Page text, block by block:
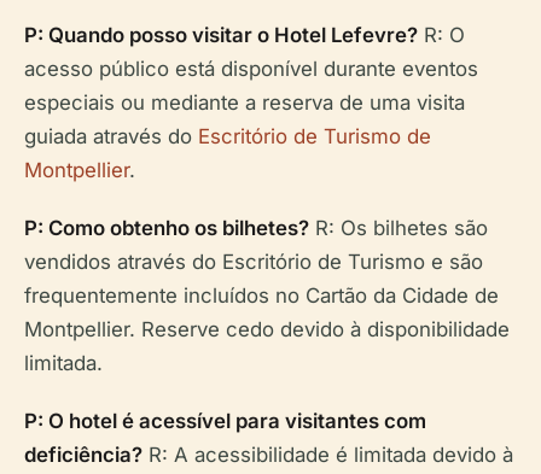
P: Quando posso visitar o Hotel Lefevre? R: O
acesso público está disponível durante eventos
especiais ou mediante a reserva de uma visita
guiada através do Escritório de Turismo de
Montpellier.
P: Como obtenho os bilhetes? R: Os bilhetes são
vendidos através do Escritório de Turismo e são
frequentemente incluídos no Cartão da Cidade de
Montpellier. Reserve cedo devido à disponibilidade
limitada.
P: O hotel é acessível para visitantes com
deficiência? R: A acessibilidade é limitada devido à